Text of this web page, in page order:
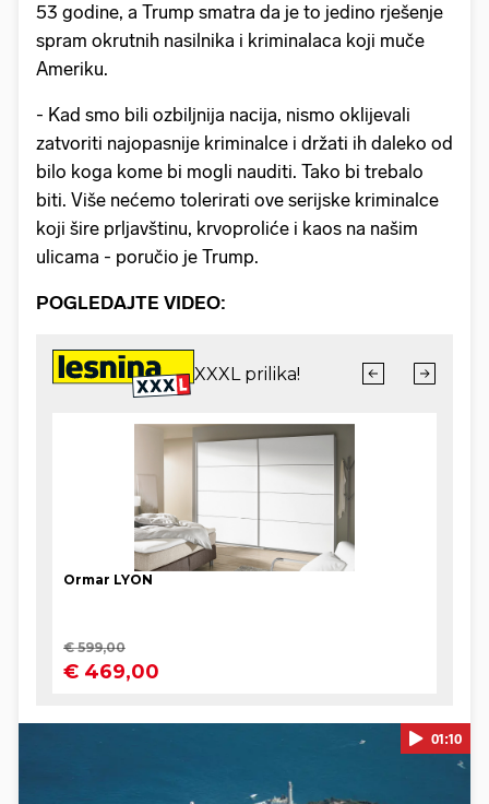
53 godine, a Trump smatra da je to jedino rješenje
spram okrutnih nasilnika i kriminalaca koji muče
Ameriku.
- Kad smo bili ozbiljnija nacija, nismo oklijevali
zatvoriti najopasnije kriminalce i držati ih daleko od
bilo koga kome bi mogli nauditi. Tako bi trebalo
biti. Više nećemo tolerirati ove serijske kriminalce
koji šire prljavštinu, krvoproliće i kaos na našim
ulicama - poručio je Trump.
POGLEDAJTE VIDEO:
01:10